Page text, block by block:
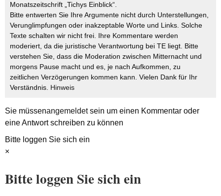
Monatszeitschrift „Tichys Einblick“.
Bitte entwerten Sie Ihre Argumente nicht durch Unterstellungen,
Verunglimpfungen oder inakzeptable Worte und Links. Solche
Texte schalten wir nicht frei. Ihre Kommentare werden
moderiert, da die juristische Verantwortung bei TE liegt. Bitte
verstehen Sie, dass die Moderation zwischen Mitternacht und
morgens Pause macht und es, je nach Aufkommen, zu
zeitlichen Verzögerungen kommen kann. Vielen Dank für Ihr
Verständnis. Hinweis
Sie müssenangemeldetsein um einen Kommentar oder
eine Antwort schreiben zu können
Bitte loggen Sie sich ein
×
Bitte loggen Sie sich ein